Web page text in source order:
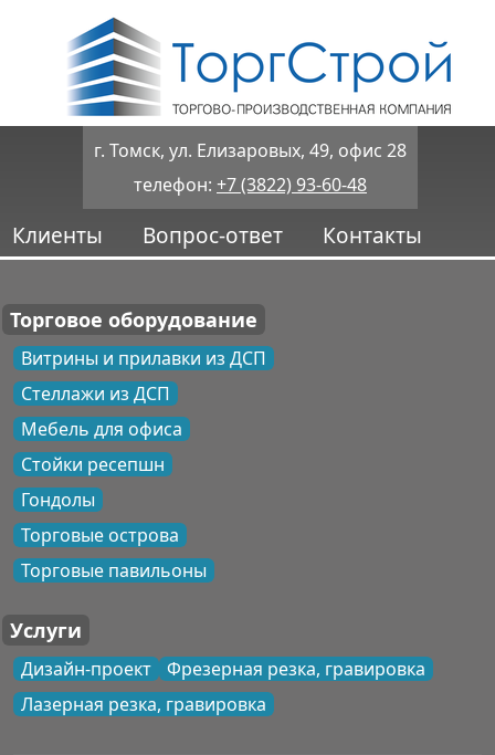
г. Томск, ул. Елизаровых, 49, офис 28
телефон: +7 (3822) 93-60-48
Клиенты Вопрос-ответ Контакты
Торговое оборудование
Витрины и прилавки из ДСП
Стеллажи из ДСП
Мебель для офиса
Стойки ресепшн
Гондолы
Торговые острова
Торговые павильоны
Услуги
Дизайн-проект
Фрезерная резка, гравировка
Лазерная резка, гравировка